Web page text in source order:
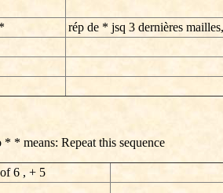
rép de * jsq 3 dernières
* means: Repeat this sequence
6 , + 5